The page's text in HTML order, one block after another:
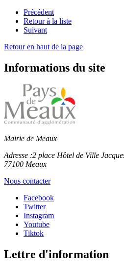
Précédent
Retour à la liste
Suivant
Retour en haut de la page
Informations du site
Mairie de Meaux
Adresse :2 place Hôtel de Ville
77100 Meaux
Nous contacter
Facebook
Twitter
Instagram
Youtube
Tiktok
Lettre d'information